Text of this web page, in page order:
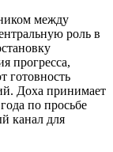
между
роль в
прогресса,
готовность
Доха принимает
по просьбе
канал для